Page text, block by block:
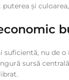
și
nu de
sursă